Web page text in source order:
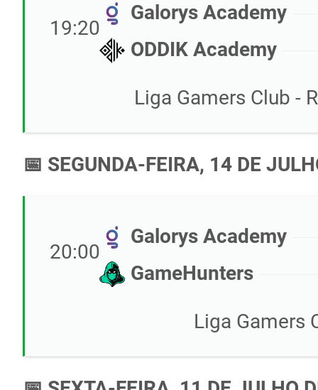
19:20
Galorys Academy
ODDIK Academy
Liga Gamers Club -
📅 SEGUNDA-FEIRA, 14 DE
20:00
Galorys Academy
GameHunters
Liga Gamers